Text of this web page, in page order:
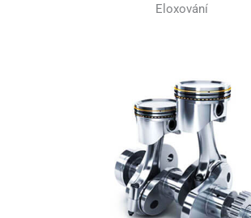
Eloxování